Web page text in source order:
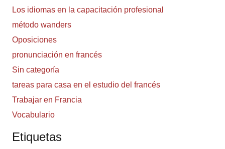
Los idiomas en la capacitación profesional
método wanders
Oposiciones
pronunciación en francés
Sin categoría
tareas para casa en el estudio del francés
Trabajar en Francia
Vocabulario
Etiquetas